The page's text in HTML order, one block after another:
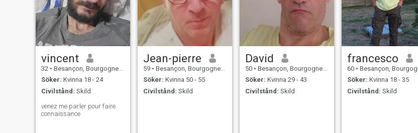
vincent
32 • Besançon, Bourgogne-Franche-Comté, Frankrike
Söker: Kvinna 18 - 24
Civilstånd: Skild
venez me parler pour faire
connaissance
Jean-pierre
59 • Besançon, Bourgogne-Franche-Comté, Frankrike
Söker: Kvinna 50 - 55
Civilstånd: Skild
David
50 • Besançon, Bourgogne-Franche-Comté, Frankrike
Söker: Kvinna 29 - 43
Civilstånd: Skild
francesco
60 • Besançon, Bourgogne-Franche-Comté,
Söker: Kvinna 18 - 35
Civilstånd: Skild